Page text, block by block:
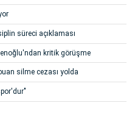
süreci açıklaması
kritik görüşme
silme cezası yolda